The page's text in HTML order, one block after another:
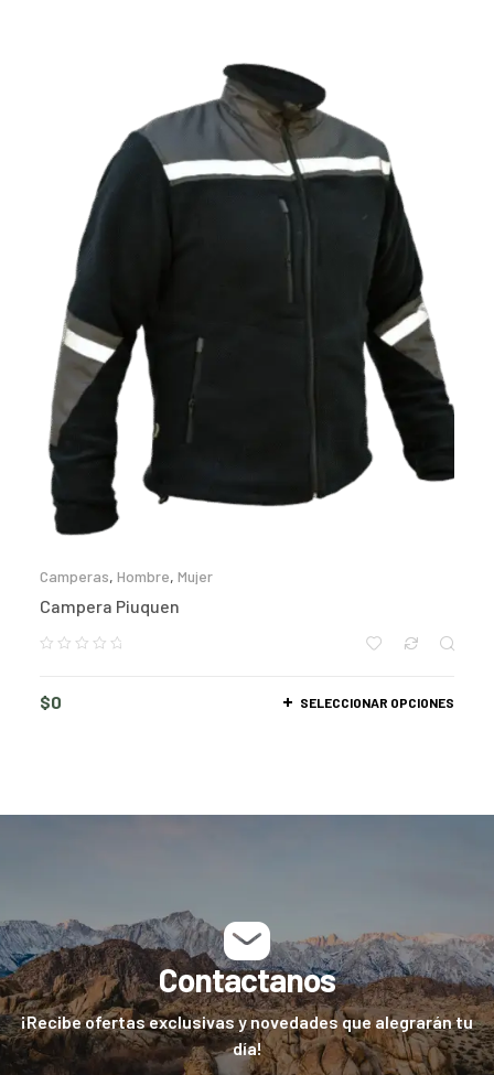
Camperas, Hombre, Mujer
Campera Piuquen
$0 SELECCIONAR OPCIONES
Contactanos
¡Recibe ofertas exclusivas y novedades que alegrarán tu
día!